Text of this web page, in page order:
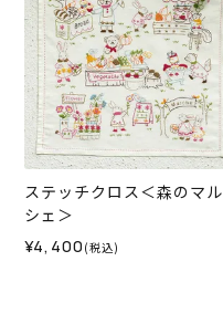
ステッチクロス＜森のマル
シェ＞
¥4,400 (税込)